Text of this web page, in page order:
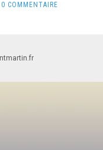
0 COMMENTAIRE